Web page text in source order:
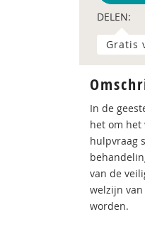
DELEN:
Gratis
In de
het om het
hulpvraag
van de
welzijn
worden.